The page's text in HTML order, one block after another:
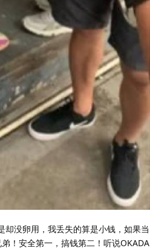
没卵用，我丢失的算是小钱，如果当
！安全第一，搞钱第二！听说OKADA